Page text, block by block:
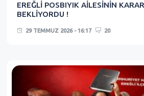
EREĞLİ POSBIYIK AİLESİNİN
BEKLİYORDU !
29 TEMMUZ 2026 - 16:17 20